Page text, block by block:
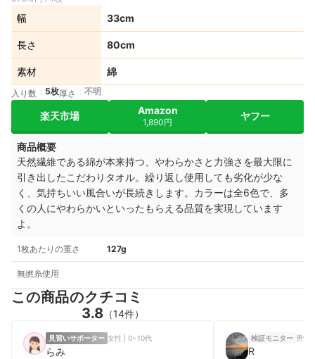
幅 33cm
長さ 80cm
素材 綿
入り数 5枚厚さ 不明
楽天市場 Amazon
1,890円
ヤフー
商品概要
天然繊維である綿が本来持つ、やわらかさと力強さを最大限に
引き出したこだわりタオル。繰り返し使用しても劣化が少な
く、気持ちいい風合いが長続きします。カラーは全6色で、多
くの人にやわらかいといったもらえる品質を実現しています
よ。
1枚あたりの重さ 127g
無撚糸使用
この商品のクチコミ
3.8 （14件）
見習いサポーター 女性 | 0~10代
らみ
検証モニター 男性
R